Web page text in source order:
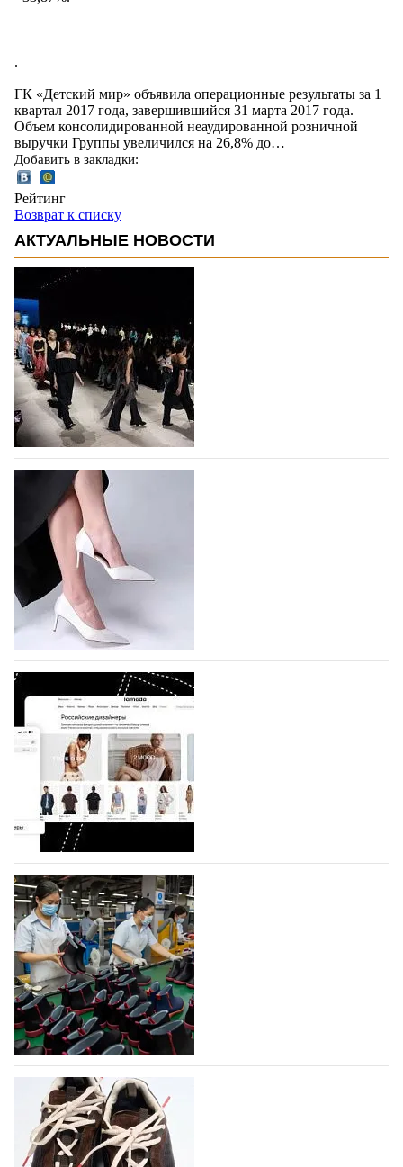
.
ГК «Детский мир» объявила операционные результаты за 1
квартал 2017 года, завершившийся 31 марта 2017 года.
Объем консолидированной неаудированной розничной
выручки Группы увеличился на 26,8% до…
Добавить в закладки:
Рейтинг
Возврат к списку
АКТУАЛЬНЫЕ НОВОСТИ
На участие в Московской неделе моды
подано 1047 заявок
На участие в седьмой Московской неделе моды,
которая пройдет в российской столице с 26 сентября
по 1 октября, уже подано 1047 заявок. Примерно
половину из них (494) прислали дизайнеры,
коллекции которых не были представлены в…
07.08.2026 483
BALLINA представит свои новинки на Euro
Shoes
Компания BALLINA Guangzhou Lihuang Footwear
Co., Ltd., основанная в 2011 году и расположенная в
Гуанчжоу, столице моды Китая, является
профессиональной обувной компанией,
объединяющей разработку, производство и…
07.08.2026 338
На платформе Lamoda - новый раздел и
условия продвижения локальных
дизайнерских марок
Российский маркетплейс Lamoda решил обновить
раздел для продажи продукции локальных
дизайнерских марок одежды, обуви и аксессуаров.
Бренды также получат маркетинговую…
06.08.2026 505
Объем мирового производства обуви в
2025 году практически не увеличился
В 2025 году мировое производство обуви